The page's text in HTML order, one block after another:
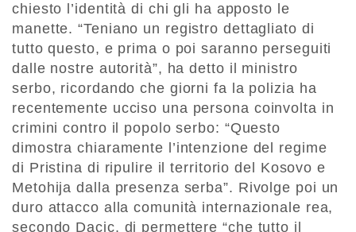
chiesto l’identità di chi gli ha apposto le
manette. “Teniano un registro dettagliato di
tutto questo, e prima o poi saranno perseguiti
dalle nostre autorità”, ha detto il ministro
serbo, ricordando che giorni fa la polizia ha
recentemente ucciso una persona coinvolta in
crimini contro il popolo serbo: “Questo
dimostra chiaramente l’intenzione del regime
di Pristina di ripulire il territorio del Kosovo e
Metohija dalla presenza serba”. Rivolge poi un
duro attacco alla comunità internazionale rea,
secondo Dacic, di permettere “che tutto il